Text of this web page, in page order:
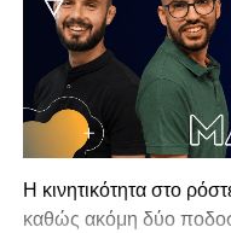
Η κινητικότητα στο
καθώς ακόμη δύο